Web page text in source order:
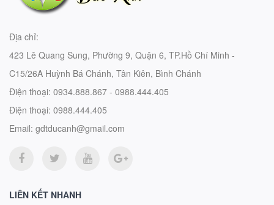
Địa chỉ:
423 Lê Quang Sung, Phường 9, Quận 6, TP.Hồ Chí Minh -
C15/26A Huỳnh Bá Chánh, Tân Kiên, Bình Chánh
Điện thoại: 0934.888.867 - 0988.444.405
Điện thoại: 0988.444.405
Email: gdtducanh@gmail.com
LIÊN KẾT NHANH